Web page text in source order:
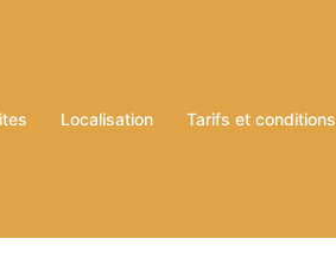
Localisation Tarifs et conditions